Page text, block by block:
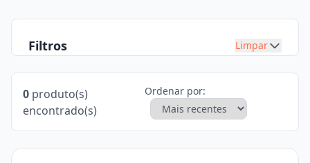
Filtros Limpar
0 produto(s)
encontrado(s)
Ordenar por: